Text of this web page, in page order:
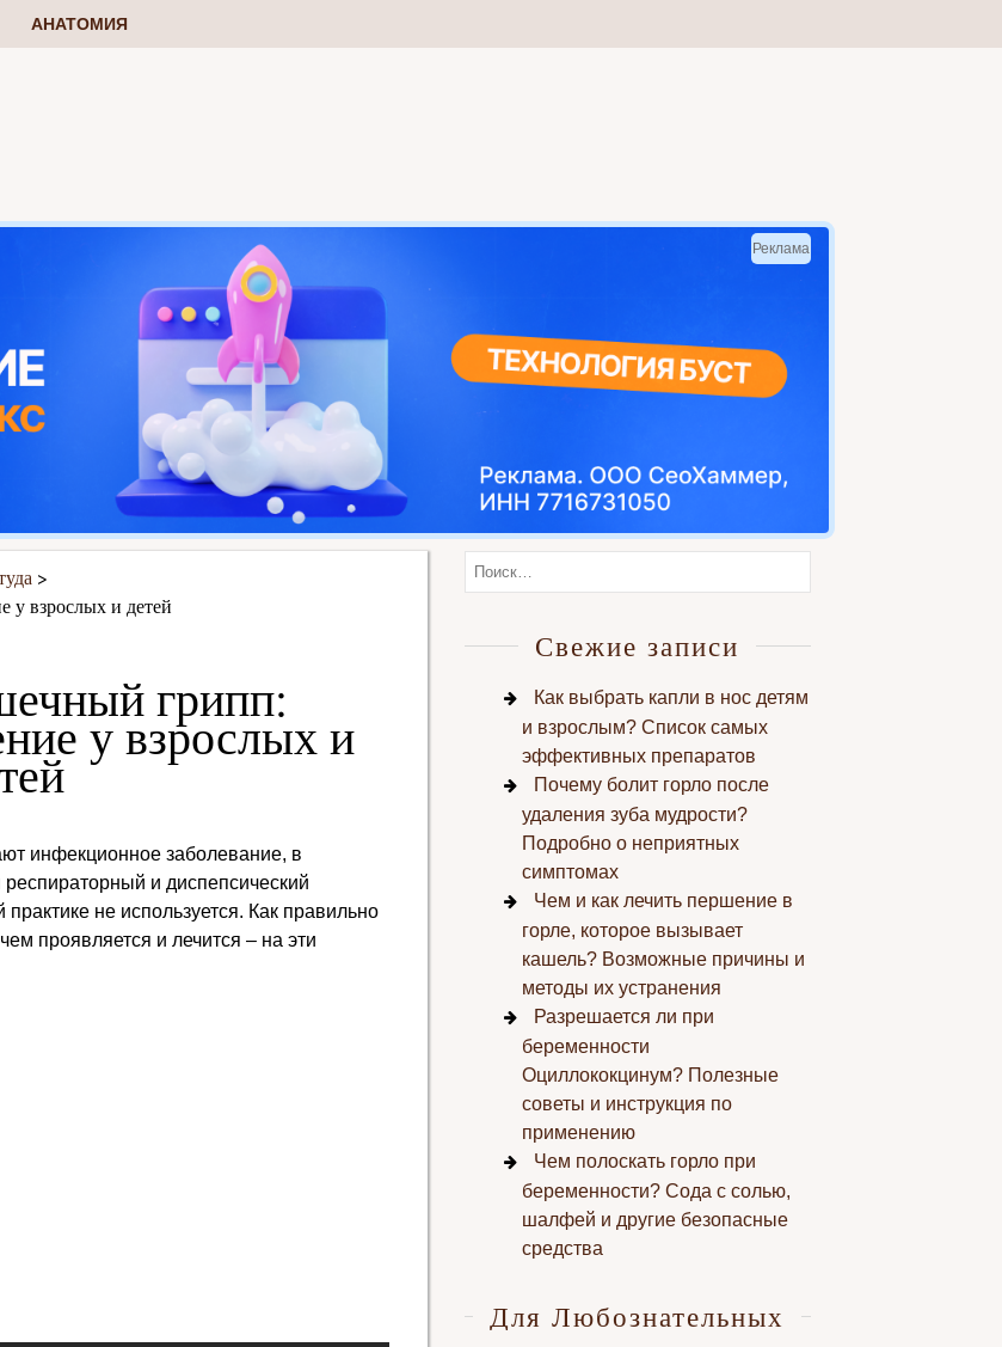
АНАТОМИЯ
Реклама
у взрослых и детей
грипп:
у взрослых и
инфекционное заболевание, в
респираторный и диспепсический
не используется. Как правильно
проявляется и лечится – на эти
Свежие записи
Как выбрать капли в нос детям
и взрослым? Список самых
эффективных препаратов
Почему болит горло после
удаления зуба мудрости?
Подробно о неприятных
симптомах
Чем и как лечить першение в
горле, которое вызывает
кашель? Возможные причины и
методы их устранения
Разрешается ли при
беременности
Оциллококцинум? Полезные
советы и инструкция по
применению
Чем полоскать горло при
беременности? Сода с солью,
шалфей и другие безопасные
средства
Для Любознательных